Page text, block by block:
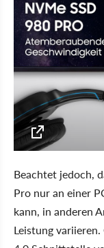
Beachtet jedoch,
Pro nur an einer
kann, in anderen
Leistung